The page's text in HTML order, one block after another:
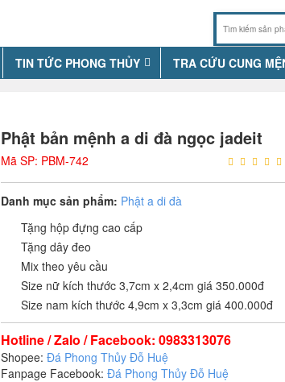
TIN TỨC PHONG THỦY TRA CỨU CUNG
Phật bản mệnh a di đà ngọc jadeit
Mã SP: PBM-742
Danh mục sản phẩm: Phật a di đà
Tặng hộp đựng cao cấp
Tặng dây đeo
Mix theo yêu cầu
Size nữ kích thước 3,7cm x 2,4cm giá 350.000đ
Size nam kích thước 4,9cm x 3,3cm giá 400.000đ
Hotline / Zalo / Facebook: 0983313076
Shopee:Đá Phong Thủy Đỗ Huệ
Fanpage Facebook:Đá Phong Thủy Đỗ Huệ